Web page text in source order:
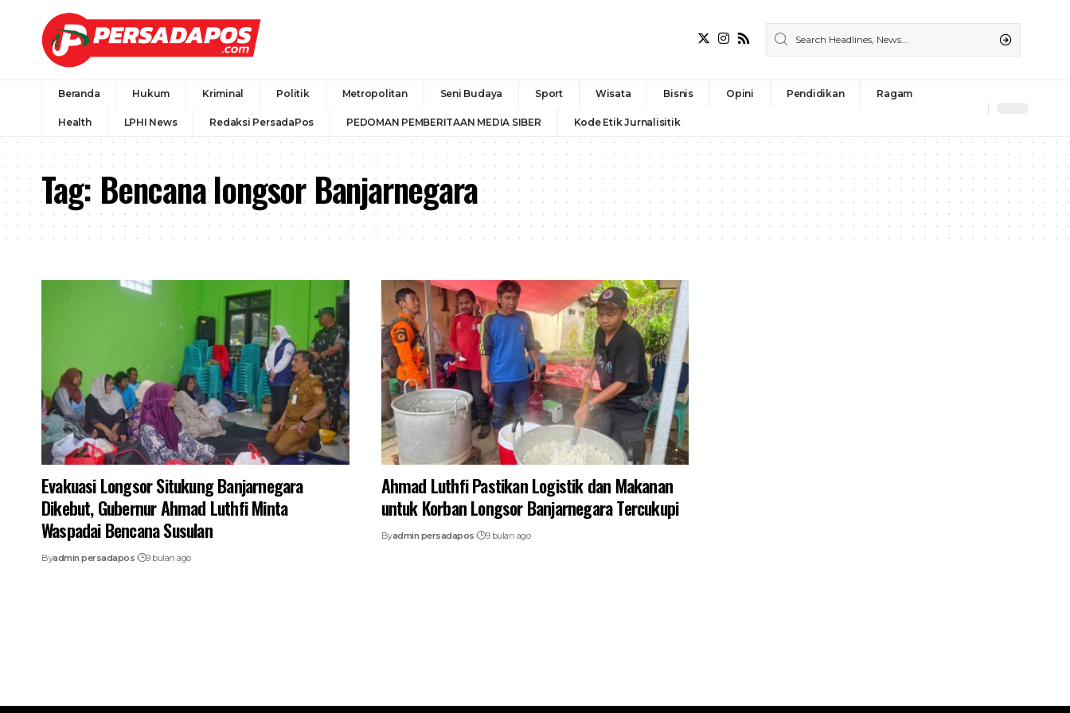
Beranda Hukum Kriminal Politik Metropolitan Seni Budaya Sport Wisata Bisnis Opini Pendidikan Ragam
Health LPHI News Redaksi PersadaPos PEDOMAN PEMBERITAAN MEDIA SIBER Kode Etik Jurnalisitik
Tag:Bencana longsor Banjarnegara
Evakuasi Longsor Situkung Banjarnegara
Dikebut, Gubernur Ahmad Luthfi Minta
Waspadai Bencana Susulan
Byadmin persadapos 9 bulan ago
Ahmad Luthfi Pastikan Logistik dan Makanan
untuk Korban Longsor Banjarnegara Tercukupi
Byadmin persadapos 9 bulan ago